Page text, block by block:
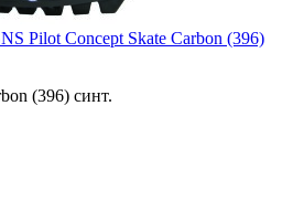
Pilot Concept Skate Carbon (396)
(396) синт.